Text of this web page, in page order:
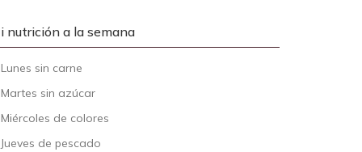
nutrición a la semana
Lunes sin carne
Martes sin azúcar
Miércoles de colores
Jueves de pescado